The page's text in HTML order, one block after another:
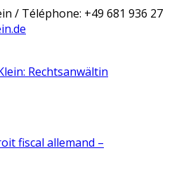
/ Téléphone: +49 681 936 27